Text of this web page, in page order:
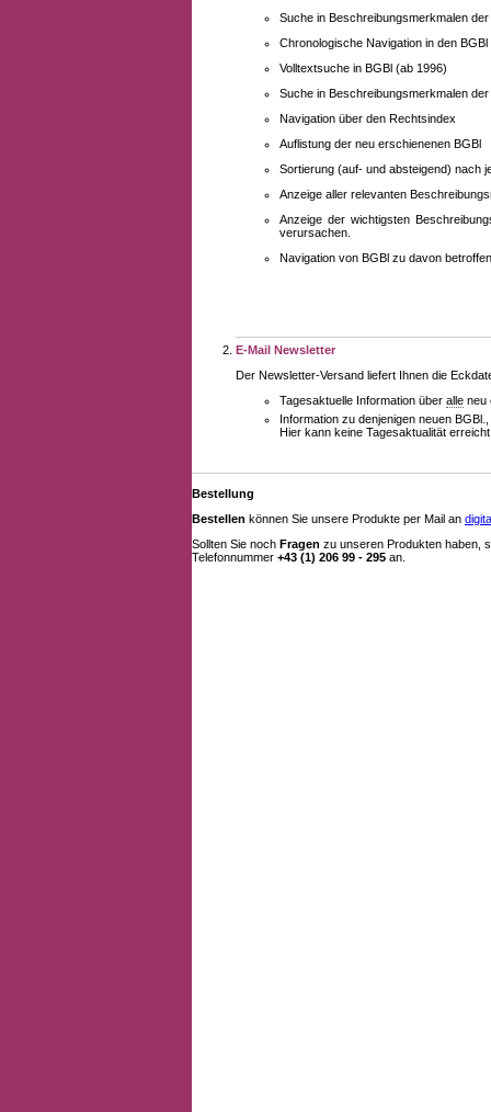
Suche in Beschreibungsmerkmalen
Chronologische Navigation in den BGBl
Volltextsuche in BGBl (ab 1996)
Suche in Beschreibungsmerkmalen
Navigation über den Rechtsindex
Auflistung der neu erschienenen BGBl
Sortierung (auf- und absteigend) nach
Anzeige aller relevanten
Anzeige der wichtigsten
verursachen.
Navigation von BGBl zu davon
E-Mail Newsletter
Der Newsletter-Versand liefert Ihnen die
Tagesaktuelle Information über alle neu
Information zu denjenigen neuen
Hier kann keine Tagesaktualität
Bestellung
Bestellen können Sie unsere Produkte per Mail an
Sollten Sie noch Fragen zu unseren Produkten haben,
Telefonnummer +43 (1) 206 99 - 295 an.